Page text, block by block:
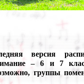
версия
– 6 и 7
группы